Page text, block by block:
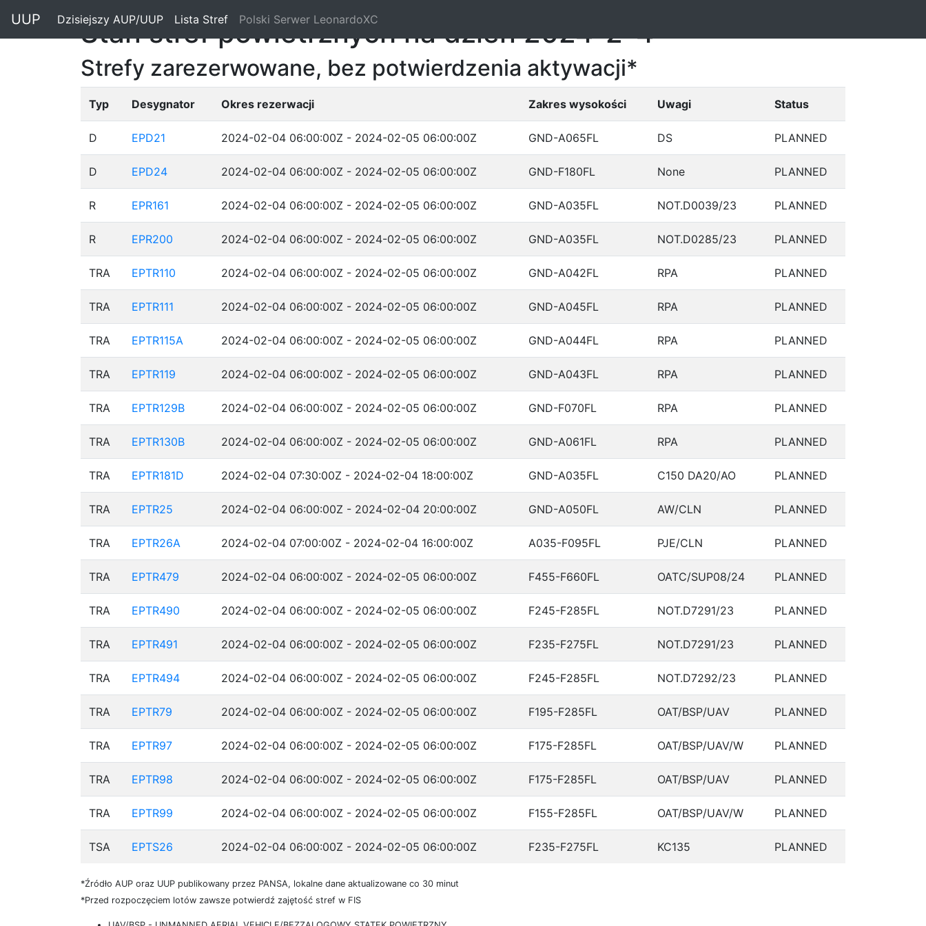
UUP Dzisiejszy AUP/UUP (current)
Lista Stref (current)
Polski Serwer LeonardoXC
Stan stref powietrznych na dzień 2024-2-4
Strefy zarezerwowane, bez potwierdzenia aktywacji*
Typ Desygnator Okres rezerwacji Zakres wysokości Uwagi Status
D EPD21 2024-02-04 06:00:00Z - 2024-02-05 06:00:00Z GND-A065FL DS PLANNED
D EPD24 2024-02-04 06:00:00Z - 2024-02-05 06:00:00Z GND-F180FL None PLANNED
R EPR161 2024-02-04 06:00:00Z - 2024-02-05 06:00:00Z GND-A035FL NOT.D0039/23 PLANNED
R EPR200 2024-02-04 06:00:00Z - 2024-02-05 06:00:00Z GND-A035FL NOT.D0285/23 PLANNED
TRA EPTR110 2024-02-04 06:00:00Z - 2024-02-05 06:00:00Z GND-A042FL RPA PLANNED
TRA EPTR111 2024-02-04 06:00:00Z - 2024-02-05 06:00:00Z GND-A045FL RPA PLANNED
TRA EPTR115A 2024-02-04 06:00:00Z - 2024-02-05 06:00:00Z GND-A044FL RPA PLANNED
TRA EPTR119 2024-02-04 06:00:00Z - 2024-02-05 06:00:00Z GND-A043FL RPA PLANNED
TRA EPTR129B 2024-02-04 06:00:00Z - 2024-02-05 06:00:00Z GND-F070FL RPA PLANNED
TRA EPTR130B 2024-02-04 06:00:00Z - 2024-02-05 06:00:00Z GND-A061FL RPA PLANNED
TRA EPTR181D 2024-02-04 07:30:00Z - 2024-02-04 18:00:00Z GND-A035FL C150 DA20/AO PLANNED
TRA EPTR25 2024-02-04 06:00:00Z - 2024-02-04 20:00:00Z GND-A050FL AW/CLN PLANNED
TRA EPTR26A 2024-02-04 07:00:00Z - 2024-02-04 16:00:00Z A035-F095FL PJE/CLN PLANNED
TRA EPTR479 2024-02-04 06:00:00Z - 2024-02-05 06:00:00Z F455-F660FL OATC/SUP08/24 PLANNED
TRA EPTR490 2024-02-04 06:00:00Z - 2024-02-05 06:00:00Z F245-F285FL NOT.D7291/23 PLANNED
TRA EPTR491 2024-02-04 06:00:00Z - 2024-02-05 06:00:00Z F235-F275FL NOT.D7291/23 PLANNED
TRA EPTR494 2024-02-04 06:00:00Z - 2024-02-05 06:00:00Z F245-F285FL NOT.D7292/23 PLANNED
TRA EPTR79 2024-02-04 06:00:00Z - 2024-02-05 06:00:00Z F195-F285FL OAT/BSP/UAV PLANNED
TRA EPTR97 2024-02-04 06:00:00Z - 2024-02-05 06:00:00Z F175-F285FL OAT/BSP/UAV/W PLANNED
TRA EPTR98 2024-02-04 06:00:00Z - 2024-02-05 06:00:00Z F175-F285FL OAT/BSP/UAV PLANNED
TRA EPTR99 2024-02-04 06:00:00Z - 2024-02-05 06:00:00Z F155-F285FL OAT/BSP/UAV/W PLANNED
TSA EPTS26 2024-02-04 06:00:00Z - 2024-02-05 06:00:00Z F235-F275FL KC135 PLANNED
*Źródło AUP oraz UUP publikowany przez PANSA, lokalne dane aktualizowane co 30 minut
*Przed rozpoczęciem lotów zawsze potwierdź zajętość stref w FIS